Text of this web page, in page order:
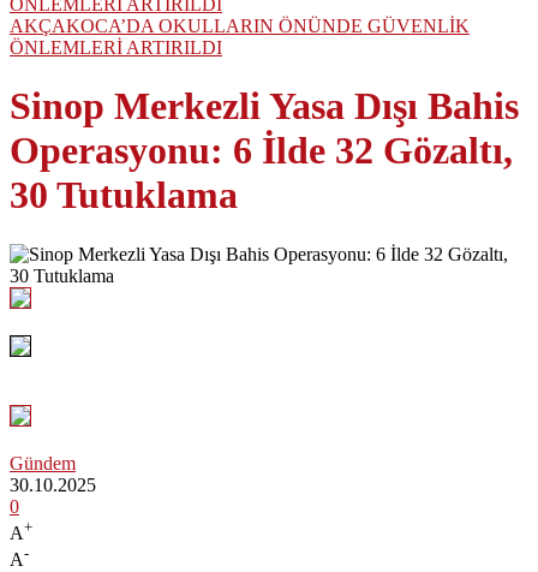
AKÇAKOCA’DA OKULLARIN ÖNÜNDE GÜVENLİK
ÖNLEMLERİ ARTIRILDI
Sinop Merkezli Yasa Dışı Bahis
Operasyonu: 6 İlde 32 Gözaltı,
30 Tutuklama
Gündem
30.10.2025
0
A+
A-